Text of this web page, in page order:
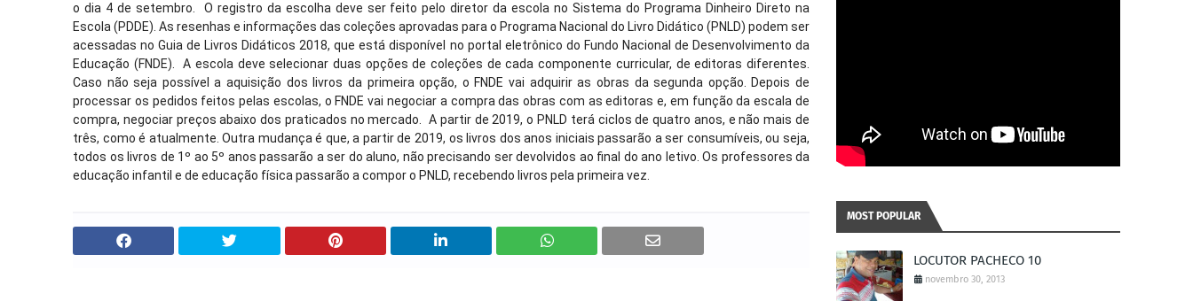
o dia 4 de setembro. O registro da escolha deve ser feito pelo diretor da escola no Sistema do Programa Dinheiro Direto na
Escola (PDDE). As resenhas e informações das coleções aprovadas para o Programa Nacional do Livro Didático (PNLD) podem ser
acessadas no Guia de Livros Didáticos 2018, que está disponível no portal eletrônico do Fundo Nacional de Desenvolvimento da
Educação (FNDE). A escola deve selecionar duas opções de coleções de cada componente curricular, de editoras diferentes.
Caso não seja possível a aquisição dos livros da primeira opção, o FNDE vai adquirir as obras da segunda opção. Depois de
processar os pedidos feitos pelas escolas, o FNDE vai negociar a compra das obras com as editoras e, em função da escala de
compra, negociar preços abaixo dos praticados no mercado. A partir de 2019, o PNLD terá ciclos de quatro anos, e não mais de
três, como é atualmente. Outra mudança é que, a partir de 2019, os livros dos anos iniciais passarão a ser consumíveis, ou seja,
todos os livros de 1º ao 5º anos passarão a ser do aluno, não precisando ser devolvidos ao final do ano letivo. Os professores da
educação infantil e de educação física passarão a compor o PNLD, recebendo livros pela primeira vez.
MOST POPULAR
LOCUTOR PACHECO 10
novembro 30, 2013